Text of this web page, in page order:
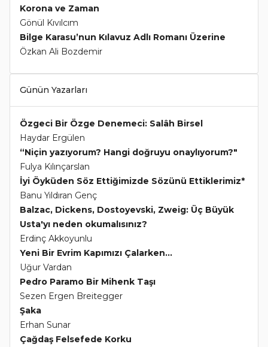
Korona ve Zaman
Gönül Kıvılcım
Bilge Karasu’nun Kılavuz Adlı Romanı Üzerine
Özkan Ali Bozdemir
Günün Yazarları
Özgeci Bir Özge Denemeci: Salâh Birsel
Haydar Ergülen
“Niçin yazıyorum? Hangi doğruyu onaylıyorum?"
Fulya Kılınçarslan
İyi Öyküden Söz Ettiğimizde Sözünü Ettiklerimiz*
Banu Yıldıran Genç
Balzac, Dickens, Dostoyevski, Zweig: Üç Büyük
Usta'yı neden okumalısınız?
Erdinç Akkoyunlu
Yeni Bir Evrim Kapımızı Çalarken...
Uğur Vardan
Pedro Paramo Bir Mihenk Taşı
Sezen Ergen Breitegger
Şaka
Erhan Sunar
Çağdaş Felsefede Korku